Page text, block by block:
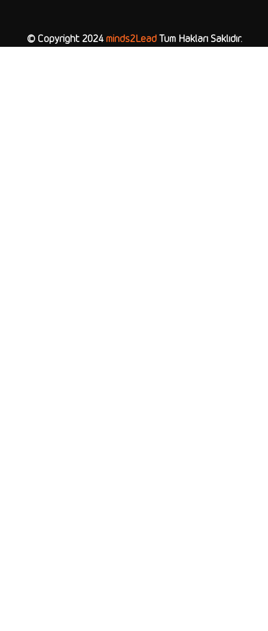
© Copyright 2024 minds2LeadTüm Hakları Saklıdır.